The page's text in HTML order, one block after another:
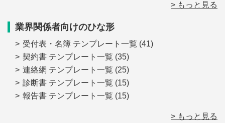
> もっと見る
業界関係者向けのひな形
受付表・名簿 テンプレート一覧 (41)
契約書 テンプレート一覧 (35)
連絡網 テンプレート一覧 (25)
診断書 テンプレート一覧 (15)
報告書 テンプレート一覧 (15)
> もっと見る